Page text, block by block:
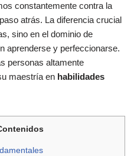
constantemente contra la
atrás. La diferencia crucial
sino en el dominio de
aprenderse y perfeccionarse.
personas altamente
maestría en habilidades